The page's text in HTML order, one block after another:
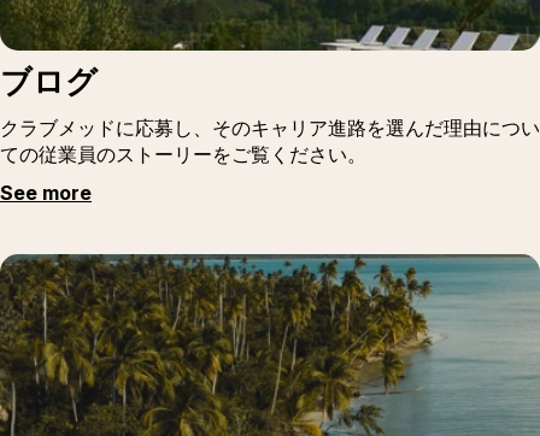
ブログ
クラブメッドに応募し、そのキャリア進路を選んだ理由につい
ての従業員のストーリーをご覧ください。
See more